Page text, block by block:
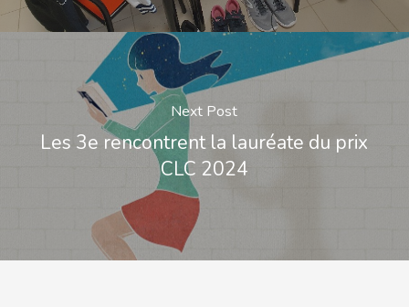
Next Post
Les 3e rencontrent la lauréate du prix
CLC 2024